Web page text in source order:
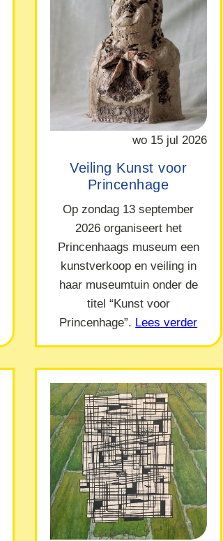
wo 15 jul 2026
Veiling Kunst voor
Princenhage
Op zondag 13 september
2026 organiseert het
Princenhaags museum een
kunstverkoop en veiling in
haar museumtuin onder de
titel “Kunst voor
Princenhage”. Lees verder